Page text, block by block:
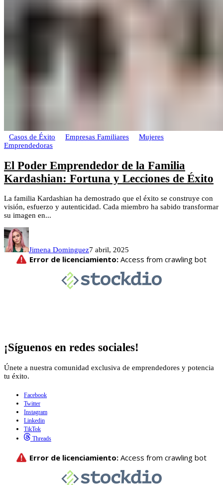
Casos de Éxito Empresas Familiares
Mujeres
Emprendedoras
El Poder Emprendedor de la Familia
Kardashian: Fortuna y Lecciones de Éxito
La familia Kardashian ha demostrado que el éxito se construye con
visión, esfuerzo y autenticidad. Cada miembro ha sabido transformar
su imagen en...
Jimena Dominguez7 abril, 2025
¡Síguenos en redes sociales!
Únete a nuestra comunidad exclusiva de emprendedores y potencia
tu éxito.
Facebook
Twitter
Instagram
Linkedin
TikTok
Threads